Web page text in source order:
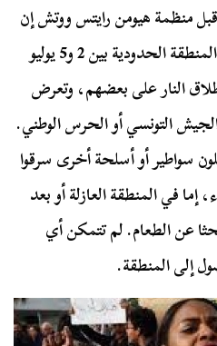
منظمة هيومن رايتس ووتش إن
أشخاصا عدة ماتوا أو قتلوا في المنطقة الحدودية بين 2 و5 يوليو
النار على بعضهم، وتعرض
التونسي أو الحرس الوطني.
سواطير أو أسلحة أخرى سرقوا
في المنطقة العازلة أو بعد
عن الطعام. لم تتمكن أي
إلى المنطقة.